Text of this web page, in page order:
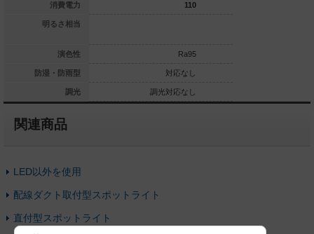
消費電力
明るさ相当
演色性
防湿・防雨型
調光
436
対応なし
110
Ra95
対応なし
調光対応なし
関連商品
LED以外を使用
配線ダクト取付型スポットライト
直付型スポットライト